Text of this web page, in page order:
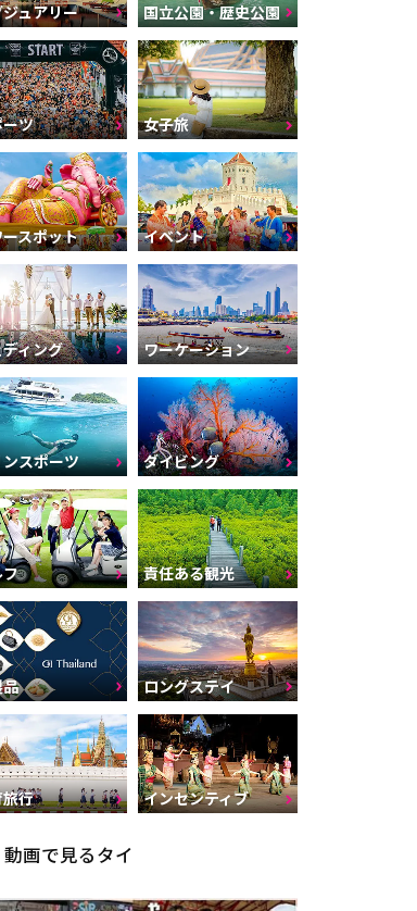
ュアリー 国立公園・歴史公園
ツ 女子旅
スポット イベント
ィング ワーケーション
スポーツ ダイビング
責任ある観光
ロングステイ
行 インセンティブ
動画で見るタイ